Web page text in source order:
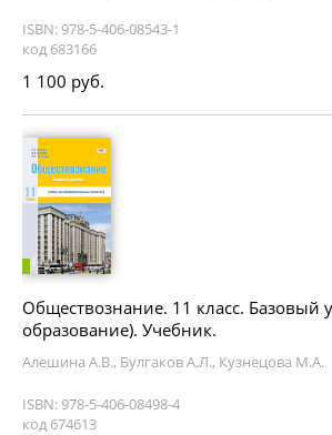
ISBN: 978-5-406-08543-1
код 683166
1 100 руб.
Обществознание. 11 класс. Базовый
образование). Учебник.
Алешина А.В., Булгаков А.Л., Кузнецова М.А.
ISBN: 978-5-406-08498-4
код 674613